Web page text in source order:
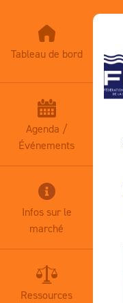
Tableau de bord
Agenda /
Événements
Infos sur le
marché
Ressources